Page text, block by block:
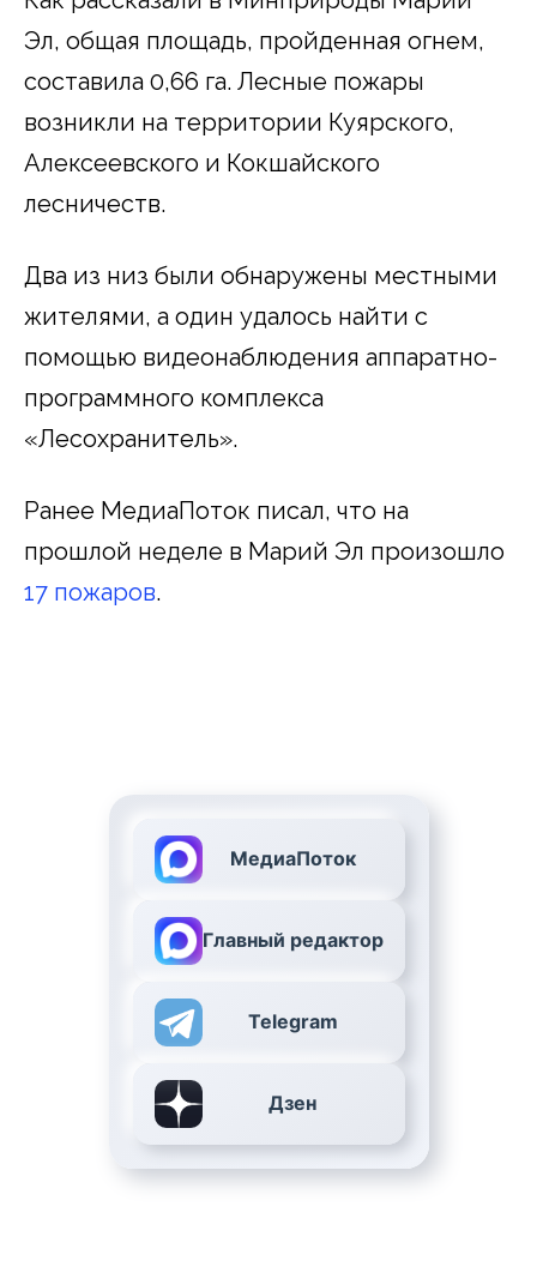
Эл, общая площадь, пройденная огнем,
составила 0,66 га. Лесные пожары
возникли на территории Куярского,
Алексеевского и Кокшайского
лесничеств.
Два из низ были обнаружены местными
жителями, а один удалось найти с
помощью видеонаблюдения аппаратно-
программного комплекса
«Лесохранитель».
Ранее МедиаПоток писал, что на
прошлой неделе в Марий Эл произошло
17 пожаров.
МедиаПоток
Главный редактор
Telegram
Дзен